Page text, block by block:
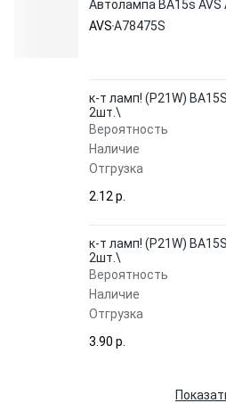
Автолампа BA15s AVS
AVSA78475S
к-т ламп! (P21W)
2шт.\
Вероятность
Наличие
Отгрузка
2.12 p.
к-т ламп! (P21W)
2шт.\
Вероятность
Наличие
Отгрузка
3.90 p.